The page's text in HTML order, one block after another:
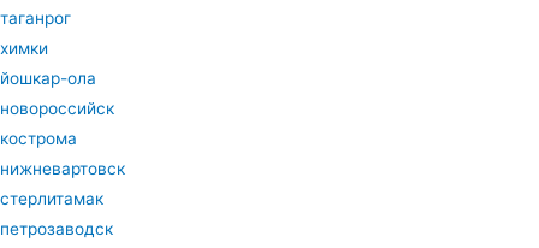
таганрог
химки
йошкар-ола
новороссийск
кострома
нижневартовск
стерлитамак
петрозаводск